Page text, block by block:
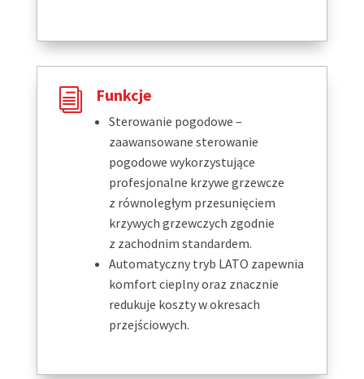
i Funkcje
Sterowanie pogodowe –
zaawansowane sterowanie
pogodowe wykorzystujące
profesjonalne krzywe grzewcze
z równoległym przesunięciem
krzywych grzewczych zgodnie
z zachodnim standardem.
Automatyczny tryb LATO zapewnia
komfort cieplny oraz znacznie
redukuje koszty w okresach
przejściowych.